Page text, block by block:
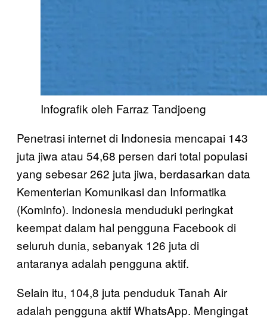
Infografik oleh Farraz Tandjoeng
Penetrasi internet di Indonesia mencapai 143
juta jiwa atau 54,68 persen dari total populasi
yang sebesar 262 juta jiwa, berdasarkan data
Kementerian Komunikasi dan Informatika
(Kominfo). Indonesia menduduki peringkat
keempat dalam hal pengguna Facebook di
seluruh dunia, sebanyak 126 juta di
antaranya adalah pengguna aktif.
Selain itu, 104,8 juta penduduk Tanah Air
adalah pengguna aktif WhatsApp. Mengingat